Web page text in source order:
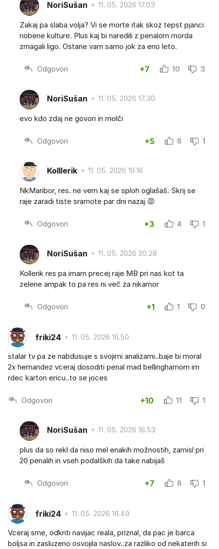
NoriSušan 11. 05. 2026 17.03
Zakaj pa slaba volja? Vi se morte itak skoz tepst pjanci
nobene kulture. Plus kaj bi naredili z penalom morda
zmagali ligo. Ostane vam samo jok za eno leto.
Odgovori +7 10 3
NoriSušan 11. 05. 2026 17.30
evo kdo zdaj ne govori in molči
Odgovori +5 6 1
Kolllerik 11. 05. 2026 19.16
NkMaribor, res. ne vem kaj se sploh oglašaš. Skrij se
raje zaradi tiste sramote par dni nazaj 😡
Odgovori +3 4 1
NoriSušan 11. 05. 2026 20.28
Kollerik res pa imam precej raje MB pri nas kot ta
zelene ampak to pa res ni več za nikamor
Odgovori +1 1 0
friki24 11. 05. 2026 16.50
stalar tv pa ze nabdusuje s svojimi analizami..baje bi moral
2x hernandez vceraj dosoditi penal mad bellinghamom im
rdec karton ericu..to se joces
Odgovori +10 11 1
NoriSušan 11. 05. 2026 16.53
plus da so rekl da niso mel enakih možnostih, zamisl pri
20 penalih in vseh podalških da take nabijaš
Odgovori +7 8 1
friki24 11. 05. 2026 16.49
Vceraj sme, odkriti navijac reala, priznal, da pac je barca
boljsa in zasluzeno osvojila naslov..za razliko od nekaterih si